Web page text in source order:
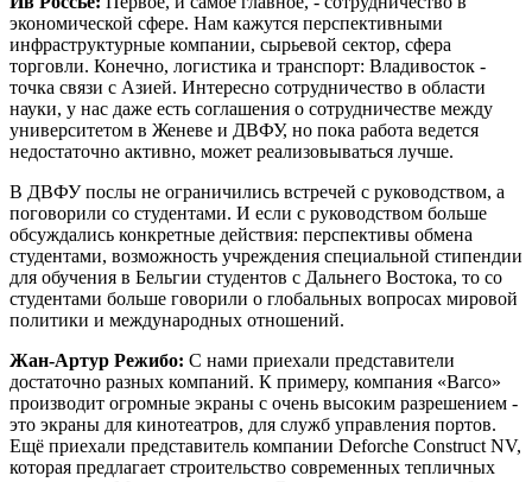
экономической сфере. Нам кажутся перспективными
инфраструктурные компании, сырьевой сектор, сфера
торговли. Конечно, логистика и транспорт: Владивосток -
точка связи с Азией. Интересно сотрудничество в области
науки, у нас даже есть соглашения о сотрудничестве между
университетом в Женеве и ДВФУ, но пока работа ведется
недостаточно активно, может реализовываться лучше.
В ДВФУ послы не ограничились встречей с руководством, а
поговорили со студентами. И если с руководством больше
обсуждались конкретные действия: перспективы обмена
студентами, возможность учреждения специальной стипендии
для обучения в Бельгии студентов с Дальнего Востока, то со
студентами больше говорили о глобальных вопросах мировой
политики и международных отношений.
Жан-Артур Режибо: С нами приехали представители
достаточно разных компаний. К примеру, компания «Barco»
производит огромные экраны с очень высоким разрешением -
это экраны для кинотеатров, для служб управления портов.
Ещё приехали представитель компании Deforche Construct NV,
которая предлагает строительство современных тепличных